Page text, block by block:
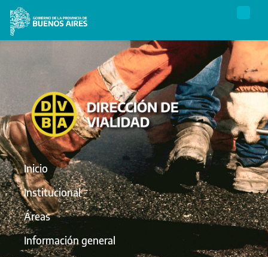
Inicio
Institucional
Áreas
Información general